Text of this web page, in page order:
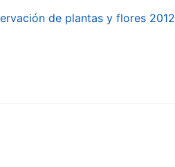
de plantas y flores 2012